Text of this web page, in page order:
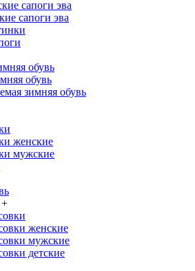
сапоги эва
сапоги эва
обувь
обувь
зимняя обувь
женские
мужские
+
женские
мужские
детские